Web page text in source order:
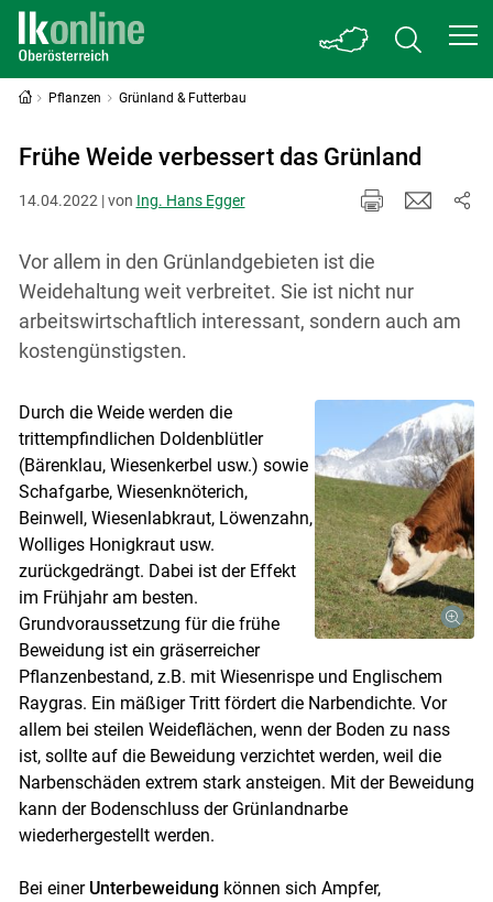
Pflanzen Grünland & Futterbau
Frühe Weide verbessert das Grünland
14.04.2022 | von Ing. Hans Egger
Vor allem in den Grünlandgebieten ist die
Weidehaltung weit verbreitet. Sie ist nicht nur
arbeitswirtschaftlich interessant, sondern auch am
kostengünstigsten.
Durch die Weide werden die
trittempfindlichen Doldenblütler
(Bärenklau, Wiesenkerbel usw.) sowie
Schafgarbe, Wiesenknöterich,
Beinwell, Wiesenlabkraut, Löwenzahn,
Wolliges Honigkraut usw.
zurückgedrängt. Dabei ist der Effekt
im Frühjahr am besten.
Grundvoraussetzung für die frühe
Beweidung ist ein gräserreicher
Pflanzenbestand, z.B. mit Wiesenrispe und Englischem
Raygras. Ein mäßiger Tritt fördert die Narbendichte. Vor
allem bei steilen Weideflächen, wenn der Boden zu nass
ist, sollte auf die Beweidung verzichtet werden, weil die
Narbenschäden extrem stark ansteigen. Mit der Beweidung
kann der Bodenschluss der Grünlandnarbe
wiederhergestellt werden.
Bei einer Unterbeweidungkönnen sich Ampfer,